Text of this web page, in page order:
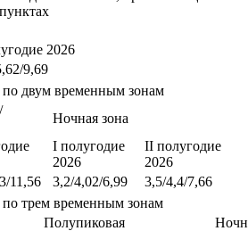
2026
9,69
двум временным зонам
Ночная зона
I полугодие
2026
II полугодие
2026
11,56 3,2/4,02/6,99
3,5/4,4/7,66
трем временным зонам
Полупиковая